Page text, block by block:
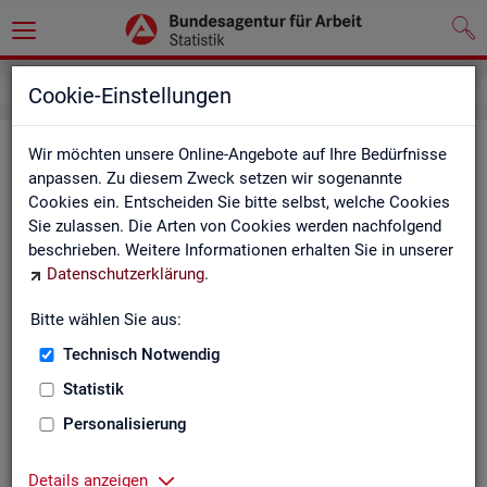
Cookie-Einstellungen
Wir möchten unsere Online-Angebote auf Ihre Bedürfnisse
anpassen. Zu diesem Zweck setzen wir sogenannte
Cookies ein. Entscheiden Sie bitte selbst, welche Cookies
Sie zulassen. Die Arten von Cookies werden nachfolgend
beschrieben. Weitere Informationen erhalten Sie in unserer
Datenschutzerklärung.
Bitte wählen Sie aus:
Technisch Notwendig
Statistik
Personalisierung
Details anzeigen
Im­pres­sum der Sta­tis­tik der Bun­
des­agen­tur für Ar­beit (BA)
In­for­ma­tio­nen über den Her­aus­ge­ber
Im­pres­sum der Bun­des­agen­tur für Ar­beit
Nut­zungs- und Be­zugs­be­din­gun­gen
Co­py­right und Mar­ken­schutz
Die In­hal­te des In­ter­net­auf­tritts der BA sowie die Pro­duk­te
der Sta­tis­tik der BA ste­hen im geis­ti­gen Ei­gen­tum der BA und